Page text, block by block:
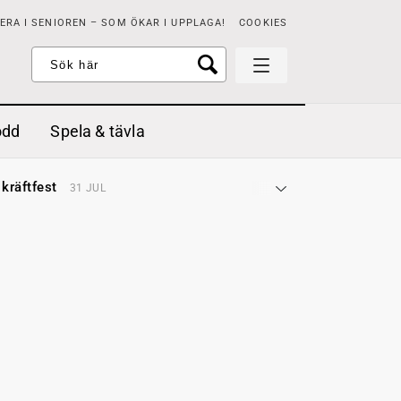
I SENIOREN – SOM ÖKAR I UPPLAGA! COOKIES
Spela & tävla
kräftfest 31 JUL
med örter